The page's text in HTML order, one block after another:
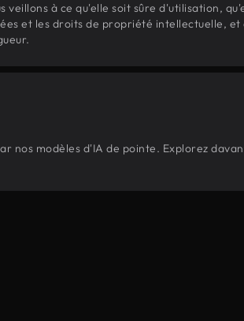
veillons à ce qu'elle soit sûre d'utilisation,
et les droits de propriété intellectuelle, et
nos modèles d'IA de pointe. Explorez